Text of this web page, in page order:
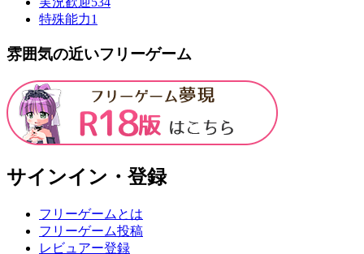
特殊能力1
雰囲気の近いフリーゲーム
サインイン・登録
フリーゲームとは
フリーゲーム投稿
レビュアー登録